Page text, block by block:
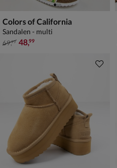
Colors of California
Sandalen - multi
van € 69,99 voor € 48,99
69,99 48,99